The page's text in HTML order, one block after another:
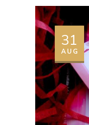
31
AUG